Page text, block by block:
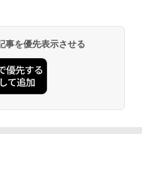
方 チェンマイ タイ北部の魅
2027 地球の歩き方D アジア
パイクスピーク) 着替えテン
テント 【中が透けない】 1
防災グッズ 災害用トイレ ビ
ポップアップテント 携帯 簡
(ブラック)
大型 ビーチ アウトドアパ
サイトシート付 折りたたみ
4段階高さ調整 軽量 収納袋付
事を優先表示させる